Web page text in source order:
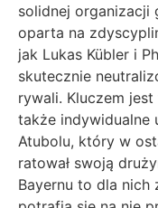
solidnej organizacji
oparta na
jak Lukas Kübler i
skutecznie
rywali. Kluczem jest
także indywidualne
Atubolu, który w
ratował swoją
Bayernu to dla nich